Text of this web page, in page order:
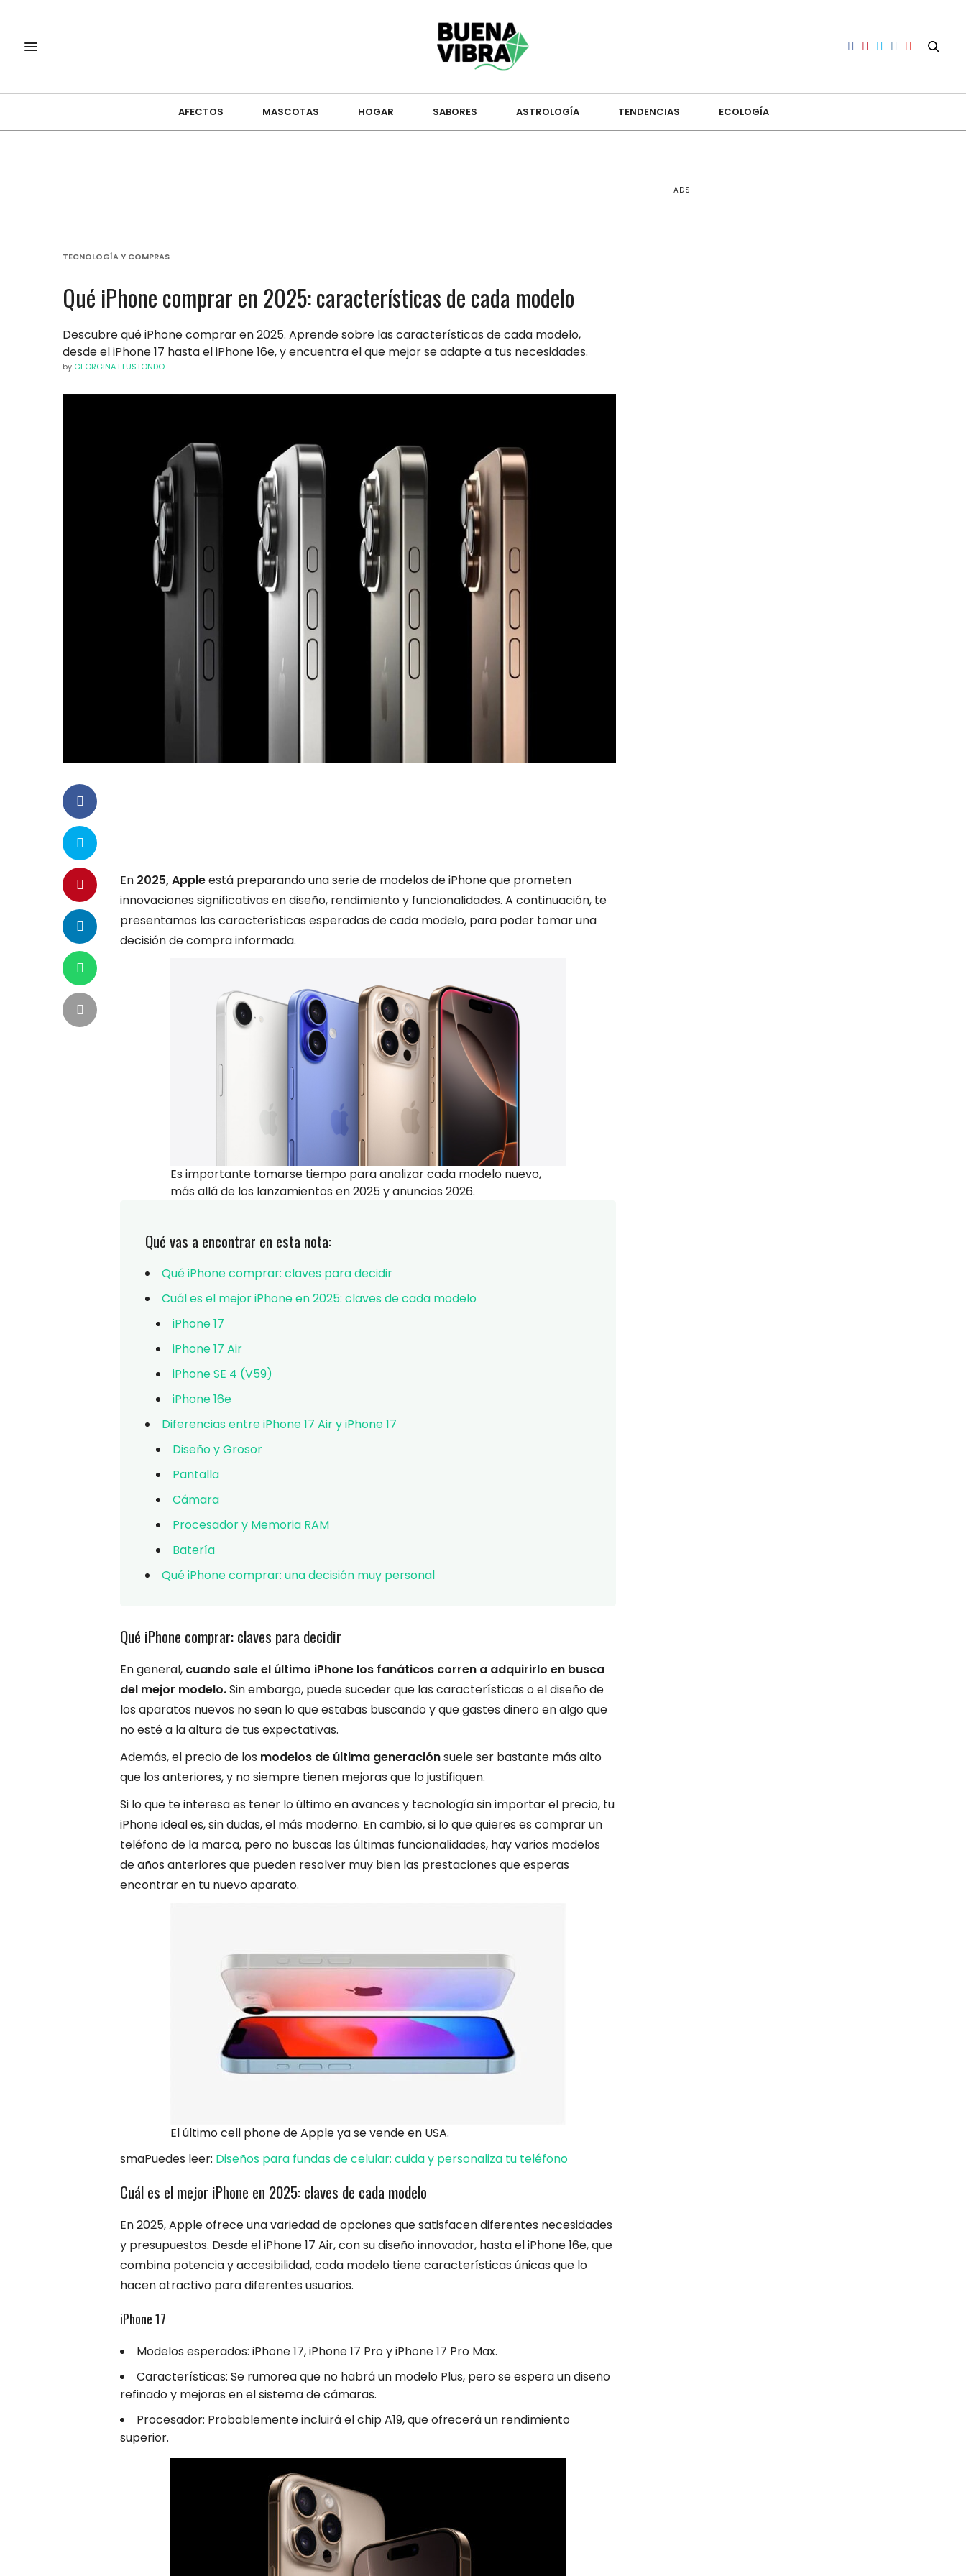
AFECTOS MASCOTAS HOGAR SABORES ASTROLOGÍA TENDENCIAS ECOLOGÍA
TECNOLOGÍA Y COMPRAS
Qué iPhone comprar en 2025: características de cada modelo
Descubre qué iPhone comprar en 2025. Aprende sobre las características de cada modelo,
desde el iPhone 17 hasta el iPhone 16e, y encuentra el que mejor se adapte a tus necesidades.
by GEORGINA ELUSTONDO
En 2025, Appleestá preparando una serie de modelos de iPhone que prometen
innovaciones significativas en diseño, rendimiento y funcionalidades. A continuación, te
presentamos las características esperadas de cada modelo, para poder tomar una
decisión de compra informada.
Es importante tomarse tiempo para analizar cada modelo nuevo,
más allá de los lanzamientos en 2025 y anuncios 2026.
Qué vas a encontrar en esta nota:
Qué iPhone comprar: claves para decidir
Cuál es el mejor iPhone en 2025: claves de cada modelo
iPhone 17
iPhone 17 Air
iPhone SE 4 (V59)
iPhone 16e
Diferencias entre iPhone 17 Air y iPhone 17
Diseño y Grosor
Pantalla
Cámara
Procesador y Memoria RAM
Batería
Qué iPhone comprar: una decisión muy personal
Qué iPhone comprar: claves para decidir
En general, cuando sale el último iPhone los fanáticos corren a adquirirlo en busca
del mejor modelo.Sin embargo, puede suceder que las características o el diseño de
los aparatos nuevos no sean lo que estabas buscando y que gastes dinero en algo que
no esté a la altura de tus expectativas.
Además, el precio de los modelos de última generaciónsuele ser bastante más alto
que los anteriores, y no siempre tienen mejoras que lo justifiquen.
Si lo que te interesa es tener lo último en avances y tecnología sin importar el precio, tu
iPhone ideal es, sin dudas, el más moderno. En cambio, si lo que quieres es comprar un
teléfono de la marca, pero no buscas las últimas funcionalidades, hay varios modelos
de años anteriores que pueden resolver muy bien las prestaciones que esperas
encontrar en tu nuevo aparato.
El último cell phone de Apple ya se vende en USA.
smaPuedes leer: Diseños para fundas de celular: cuida y personaliza tu teléfono
Cuál es el mejor iPhone en 2025: claves de cada modelo
En 2025, Apple ofrece una variedad de opciones que satisfacen diferentes necesidades
y presupuestos. Desde el iPhone 17 Air, con su diseño innovador, hasta el iPhone 16e, que
combina potencia y accesibilidad, cada modelo tiene características únicas que lo
hacen atractivo para diferentes usuarios.
iPhone 17
Modelos esperados: iPhone 17, iPhone 17 Pro y iPhone 17 Pro Max.
Características: Se rumorea que no habrá un modelo Plus, pero se espera un diseño
refinado y mejoras en el sistema de cámaras.
Procesador: Probablemente incluirá el chip A19, que ofrecerá un rendimiento
superior.
ADS